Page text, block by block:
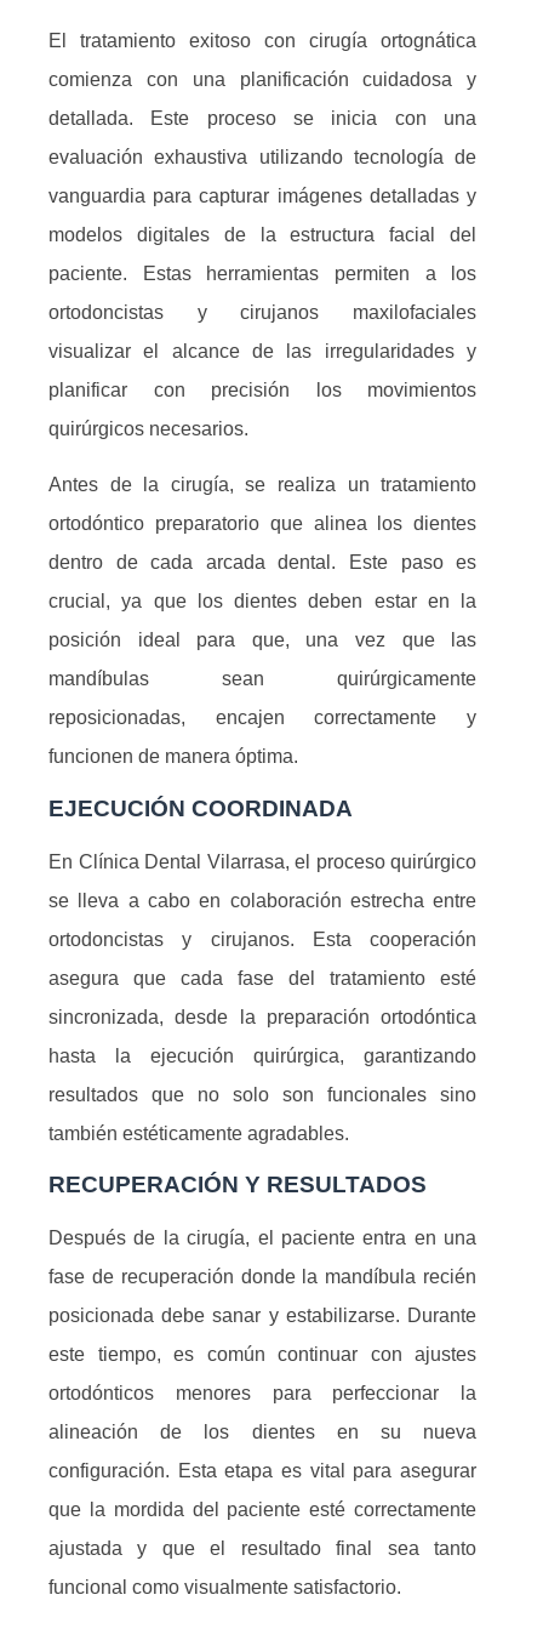
El tratamiento exitoso con cirugía ortognática
comienza con una planificación cuidadosa y
detallada. Este proceso se inicia con una
evaluación exhaustiva utilizando tecnología de
vanguardia para capturar imágenes detalladas y
modelos digitales de la estructura facial del
paciente. Estas herramientas permiten a los
ortodoncistas y cirujanos maxilofaciales
visualizar el alcance de las irregularidades y
planificar con precisión los movimientos
quirúrgicos necesarios.
Antes de la cirugía, se realiza un tratamiento
ortodóntico preparatorio que alinea los dientes
dentro de cada arcada dental. Este paso es
crucial, ya que los dientes deben estar en la
posición ideal para que, una vez que las
mandíbulas sean quirúrgicamente
reposicionadas, encajen correctamente y
funcionen de manera óptima.
EJECUCIÓN COORDINADA
En Clínica Dental Vilarrasa, el proceso quirúrgico
se lleva a cabo en colaboración estrecha entre
ortodoncistas y cirujanos. Esta cooperación
asegura que cada fase del tratamiento esté
sincronizada, desde la preparación ortodóntica
hasta la ejecución quirúrgica, garantizando
resultados que no solo son funcionales sino
también estéticamente agradables.
RECUPERACIÓN Y RESULTADOS
Después de la cirugía, el paciente entra en una
fase de recuperación donde la mandíbula recién
posicionada debe sanar y estabilizarse. Durante
este tiempo, es común continuar con ajustes
ortodónticos menores para perfeccionar la
alineación de los dientes en su nueva
configuración. Esta etapa es vital para asegurar
que la mordida del paciente esté correctamente
ajustada y que el resultado final sea tanto
funcional como visualmente satisfactorio.